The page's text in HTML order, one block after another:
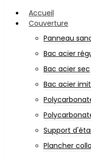
Accueil
Couverture
Panneau
Bac acier
Bac acier sec
Bac acier
Support
Plancher